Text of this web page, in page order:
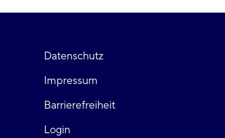
Fußzeile
links
Datenschutz
Impressum
Barrierefreiheit
Login